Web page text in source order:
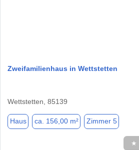
Zweifamilienhaus in Wettstetten
Wettstetten, 85139
Haus ca. 156,00 m² Zimmer 5
★